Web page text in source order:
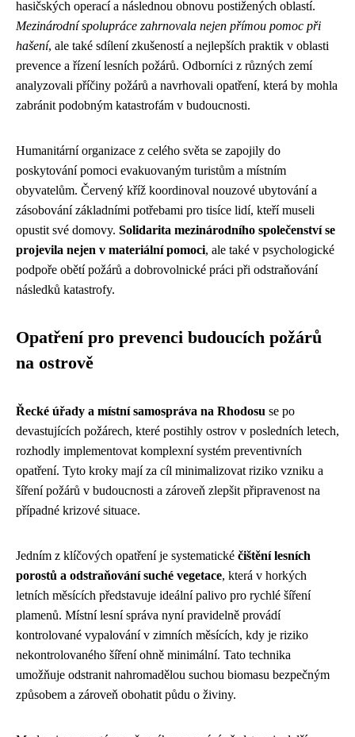
hasičských operací a následnou obnovu postižených oblastí.
Mezinárodní spolupráce zahrnovala nejen přímou pomoc při
hašení, ale také sdílení zkušeností a nejlepších praktik v oblasti
prevence a řízení lesních požárů. Odborníci z různých zemí
analyzovali příčiny požárů a navrhovali opatření, která by mohla
zabránit podobným katastrofám v budoucnosti.
Humanitární organizace z celého světa se zapojily do
poskytování pomoci evakuovaným turistům a místním
obyvatelům. Červený kříž koordinoval nouzové ubytování a
zásobování základními potřebami pro tisíce lidí, kteří museli
opustit své domovy. Solidarita mezinárodního společenství se
projevila nejen v materiální pomoci, ale také v psychologické
podpoře obětí požárů a dobrovolnické práci při odstraňování
následků katastrofy.
Opatření pro prevenci budoucích požárů
na ostrově
Řecké úřady a místní samospráva na Rhodosu se po
devastujících požárech, které postihly ostrov v posledních letech,
rozhodly implementovat komplexní systém preventivních
opatření. Tyto kroky mají za cíl minimalizovat riziko vzniku a
šíření požárů v budoucnosti a zároveň zlepšit připravenost na
případné krizové situace.
Jedním z klíčových opatření je systematické čištění lesních
porostů a odstraňování suché vegetace, která v horkých
letních měsících představuje ideální palivo pro rychlé šíření
plamenů. Místní lesní správa nyní pravidelně provádí
kontrolované vypalování v zimních měsících, kdy je riziko
nekontrolovaného šíření ohně minimální. Tato technika
umožňuje odstranit nahromadělou suchou biomasu bezpečným
způsobem a zároveň obohatit půdu o živiny.